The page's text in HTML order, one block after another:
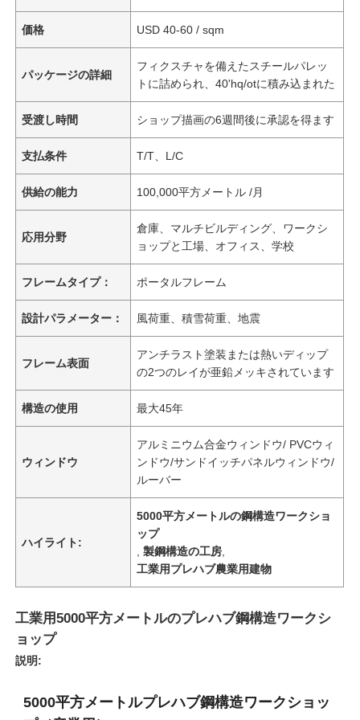
価格 USD 40-60 / sqm
パッケージの詳細
フィクスチャを備えたスチールパレッ
トに詰められ、40'hq/otに積み込まれた
受渡し時間 ショップ描画の6週間後に承認を得ます
支払条件 T/T、L/C
供給の能力 100,000平方メートル /月
応用分野
倉庫、マルチビルディング、ワークシ
ョップと工場、オフィス、学校
フレームタイプ： ポータルフレーム
設計パラメーター： 風荷重、積雪荷重、地震
フレーム表面
アンチラスト塗装または熱いディップ
の2つのレイが亜鉛メッキされています
構造の使用 最大45年
ウィンドウ
アルミニウム合金ウィンドウ/ PVCウィ
ンドウ/サンドイッチパネルウィンドウ/
ルーバー
ハイライト:
5000平方メートルの鋼構造ワークショ
ップ
,製鋼構造の工房
工業用プレハブ農業用建物
工業用5000平方メートルのプレハブ鋼構造ワークシ
ョップ
説明:
5000平方メートルプレハブ鋼構造ワークショッ